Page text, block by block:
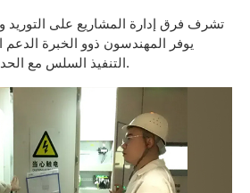
تشرف فرق إدارة المشاريع على التوريد
يوفر المهندسون ذوو الخبرة
التنفيذ السلس مع الحد الأدنى من تعطيل الإنتاج.